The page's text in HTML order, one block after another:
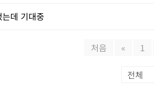
데 기대중
처음 « 1